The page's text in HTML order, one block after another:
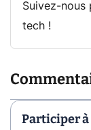
Suivez-nous
tech !
Participer